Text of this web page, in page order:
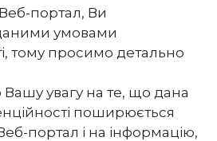
портал, Ви
умовами
тому просимо детально
увагу на те, що дана
поширюється
портал і на інформацію,